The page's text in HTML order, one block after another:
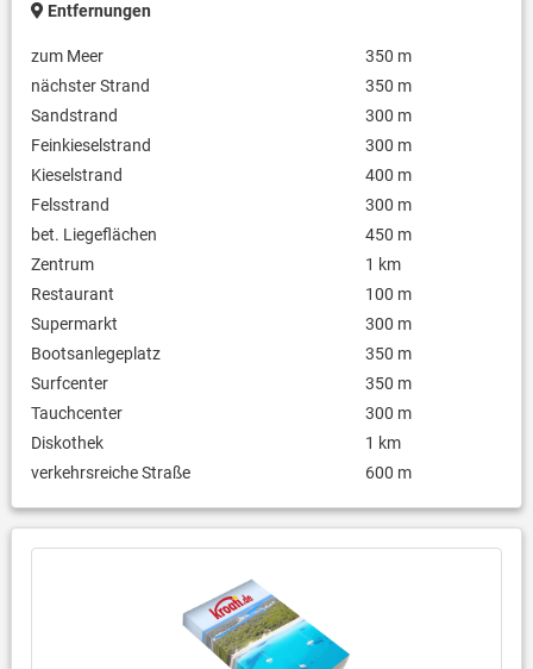
Entfernungen
zum Meer
350 m
nächster Strand
350 m
Sandstrand
300 m
Feinkieselstrand
300 m
Kieselstrand
400 m
Felsstrand
300 m
bet. Liegeflächen
450 m
Zentrum
1 km
Restaurant
100 m
Supermarkt
300 m
Bootsanlegeplatz
350 m
Surfcenter
350 m
Tauchcenter
300 m
Diskothek
1 km
verkehrsreiche Straße
600 m